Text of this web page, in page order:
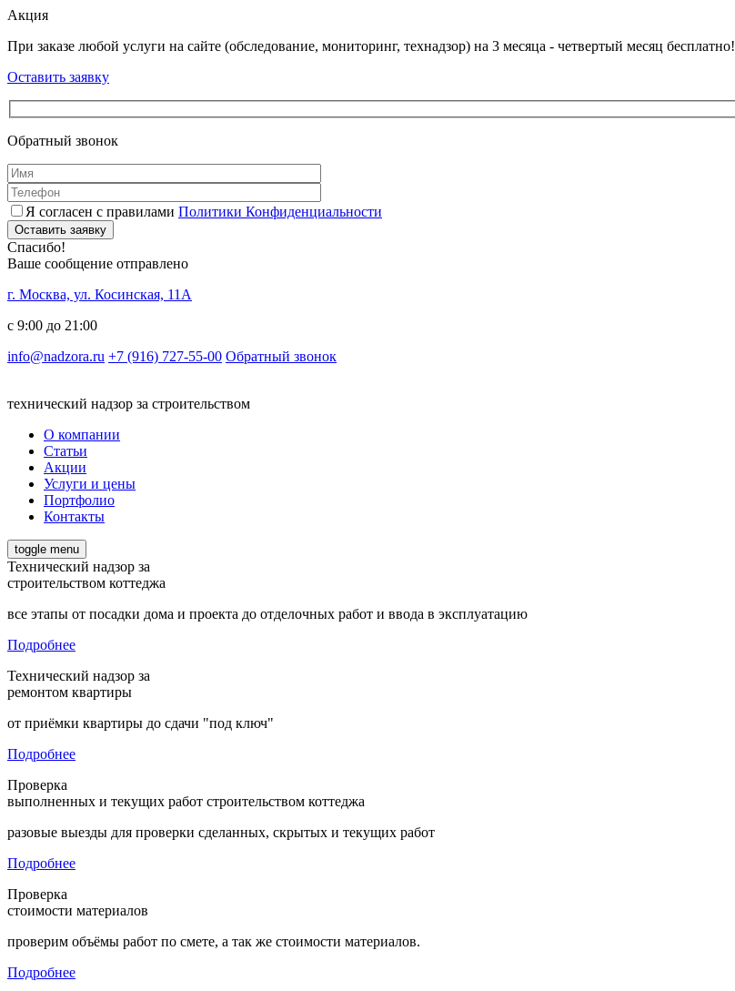
Акция
При заказе любой услуги на сайте (обследование, мониторинг, технадзор) на 3 месяца - четвертый месяц бесплатно!
Оставить заявку
Обратный звонок
Я согласен с правилами Политики Конфиденциальности
Оставить заявку
Спасибо!
Ваше сообщение отправлено
г. Москва, ул. Косинская, 11А
с 9:00 до 21:00
info@nadzora.ru +7 (916) 727-55-00 Обратный звонок
технический надзор за строительством
О компании
Статьи
Акции
Услуги и цены
Портфолио
Контакты
toggle menu
Технический надзор за
строительством коттеджа
все этапы от посадки дома и проекта до отделочных работ и ввода в эксплуатацию
Подробнее
Технический надзор за
ремонтом квартиры
от приёмки квартиры до сдачи "под ключ"
Подробнее
Проверка
выполненных и текущих работ строительством коттеджа
разовые выезды для проверки сделанных, скрытых и текущих работ
Подробнее
Проверка
стоимости материалов
проверим объёмы работ по смете, а так же стоимости материалов.
Подробнее